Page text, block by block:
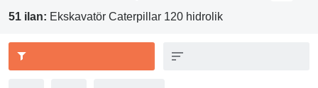
51 ilan: Ekskavatör Caterpillar 120 hidrolik